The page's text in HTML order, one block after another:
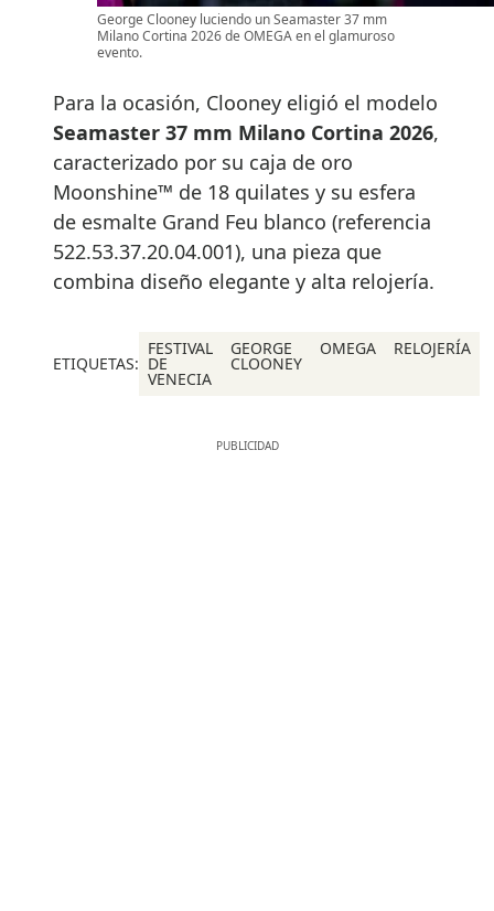
George Clooney luciendo un Seamaster 37 mm
Milano Cortina 2026 de OMEGA en el glamuroso
evento.
Para la ocasión, Clooney eligió el modelo
Seamaster 37 mm Milano Cortina 2026,
caracterizado por su caja de oro
Moonshine™ de 18 quilates y su esfera
de esmalte Grand Feu blanco (referencia
522.53.37.20.04.001), una pieza que
combina diseño elegante y alta relojería.
ETIQUETAS:
FESTIVAL
DE
VENECIA
GEORGE
CLOONEY
OMEGA RELOJERÍA